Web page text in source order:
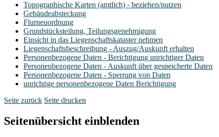
Topographische Karten (amtlich) - beziehen/nutzen
Gebäudeabsteckung
Flurneuordnung
Grundstücksteilung, Teilungsgenehmigung
Einsicht in das Liegenschaftskataster nehmen
Liegenschaftsbeschreibung - Auszug/Auskunft erhalten
Personenbezogene Daten - Berichtigung unrichtiger Daten
Personenbezogene Daten - Auskunft über gespeicherte Daten
Personenbezogene Daten - Sperrung von Daten
unrichtige personenbezogene Daten Berichtigung
Seite zurück Seite drucken
Seitenübersicht einblenden